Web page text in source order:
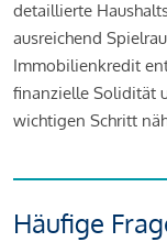
detaillierte
ausreichend
Immobilienkredit
finanzielle Solidität
wichtigen Schritt
Häufige